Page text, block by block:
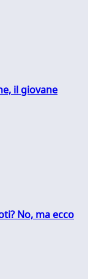
il giovane
No, ma ecco